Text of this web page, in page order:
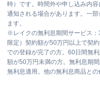
時）です。時間外や申し込み内
通知される場合があります。一
ます。
※ レイクの無利息期間サービス
限定）契約額が50万円以上で契
での登録が完了の方。60日間無
額が50万円未満の方。無利息期
無利息適用。他の無利息商品との